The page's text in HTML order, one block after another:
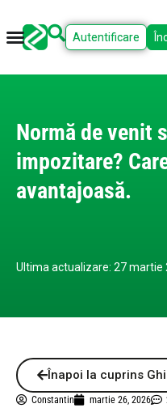
Autentificare
Normă de venit
impozitare?
avantajoasă.
Ultima actualizare: 27 martie
Înapoi la cuprins
Constantin martie 26, 2026